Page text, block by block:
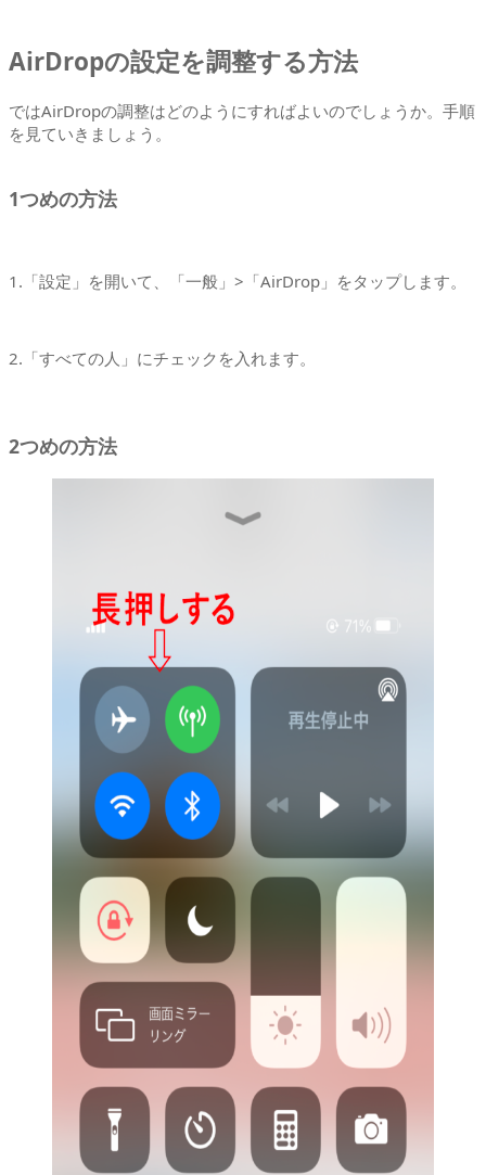
AirDropの設定を調整する方法
ではAirDropの調整はどのようにすればよいのでしょうか。手順
を見ていきましょう。
1つめの方法
1.「設定」を開いて、「一般」>「AirDrop」をタップします。
2.「すべての人」にチェックを入れます。
2つめの方法